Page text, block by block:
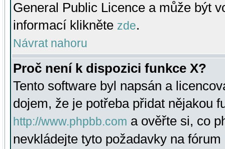
General Public Licence a může být
informací klikněte zde.
Návrat nahoru
Proč není k dispozici funkce X?
Tento software byl napsán a
dojem, že je potřeba přidat nějakou
http://www.phpbb.com a ověřte si, co
nevkládejte tyto požadavky na